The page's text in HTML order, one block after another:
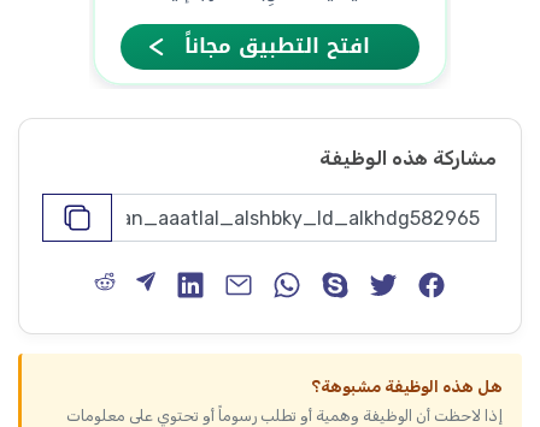
مشاركة هذه الوظيفة
هل هذه الوظيفة مشبوهة؟
إذا لاحظت أن الوظيفة وهمية أو تطلب رسوماً أو تحتوي على معلومات